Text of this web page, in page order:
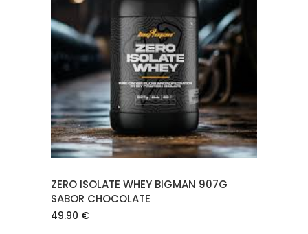
LEER MÁS
ZERO ISOLATE WHEY BIGMAN 907G
SABOR CHOCOLATE
49.90 €